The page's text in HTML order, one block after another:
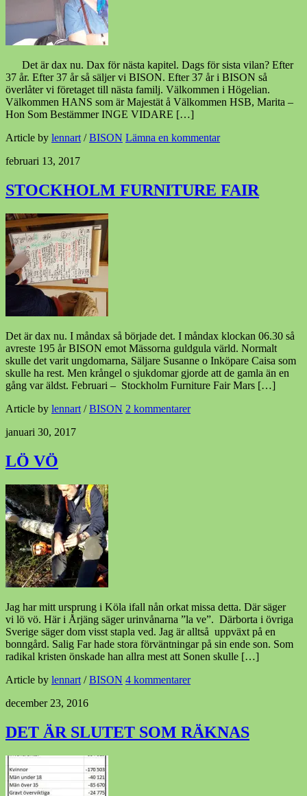
Det är dax nu. Dax för nästa kapitel. Dags för sista vilan? Efter
37 år. Efter 37 år så säljer vi BISON. Efter 37 år i BISON så
överlåter vi företaget till nästa familj. Välkommen i Högelian.
Välkommen HANS som är Majestät å Välkommen HSB, Marita –
Hon Som Bestämmer INGE VIDARE […]
Article by lennart /BISON Lämna en kommentar
februari 13, 2017
STOCKHOLM FURNITURE FAIR
Det är dax nu. I måndax så började det. I måndax klockan 06.30 så
avreste 195 år BISON emot Mässorna guldgula värld. Normalt
skulle det varit ungdomarna, Säljare Susanne o Inköpare Caisa som
skulle ha rest. Men krångel o sjukdomar gjorde att de gamla än en
gång var äldst. Februari – Stockholm Furniture Fair Mars […]
Article by lennart /BISON 2 kommentarer
januari 30, 2017
LÖ VÖ
Jag har mitt ursprung i Köla ifall nån orkat missa detta. Där säger
vi lö vö. Här i Årjäng säger urinvånarna ”la ve”. Därborta i övriga
Sverige säger dom visst stapla ved. Jag är alltså uppväxt på en
bonngård. Salig Far hade stora förväntningar på sin ende son. Som
radikal kristen önskade han allra mest att Sonen skulle […]
Article by lennart /BISON 4 kommentarer
december 23, 2016
DET ÄR SLUTET SOM RÄKNAS